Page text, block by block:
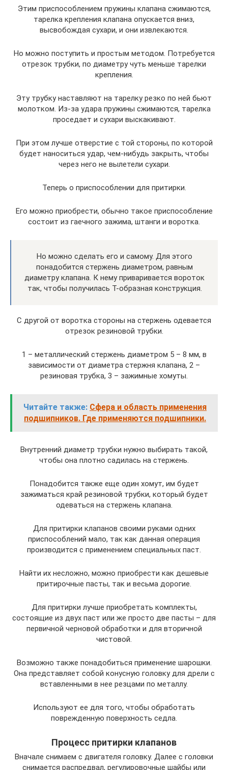
Этим приспособлением пружины клапана сжимаются,
тарелка крепления клапана опускается вниз,
высвобождая сухари, и они извлекаются.
Но можно поступить и простым методом. Потребуется
отрезок трубки, по диаметру чуть меньше тарелки
крепления.
Эту трубку наставляют на тарелку резко по ней бьют
молотком. Из-за удара пружины сжимаются, тарелка
проседает и сухари выскакивают.
При этом лучше отверстие с той стороны, по которой
будет наноситься удар, чем-нибудь закрыть, чтобы
через него не вылетели сухари.
Теперь о приспособлении для притирки.
Его можно приобрести, обычно такое приспособление
состоит из гаечного зажима, штанги и воротка.
Но можно сделать его и самому. Для этого
понадобится стержень диаметром, равным
диаметру клапана. К нему приваривается вороток
так, чтобы получилась Т-образная конструкция.
С другой от воротка стороны на стержень одевается
отрезок резиновой трубки.
1 – металлический стержень диаметром 5 – 8 мм, в
зависимости от диаметра стержня клапана, 2 –
резиновая трубка, 3 – зажимные хомуты.
Читайте также: Сфера и область применения
подшипников. Где применяются подшипники.
Внутренний диаметр трубки нужно выбирать такой,
чтобы она плотно садилась на стержень.
Понадобится также еще один хомут, им будет
зажиматься край резиновой трубки, который будет
одеваться на стержень клапана.
Для притирки клапанов своими руками одних
приспособлений мало, так как данная операция
производится с применением специальных паст.
Найти их несложно, можно приобрести как дешевые
притирочные пасты, так и весьма дорогие.
Для притирки лучше приобретать комплекты,
состоящие из двух паст или же просто две пасты – для
первичной черновой обработки и для вторичной
чистовой.
Возможно также понадобиться применение шарошки.
Она представляет собой конусную головку для дрели с
вставленными в нее резцами по металлу.
Используют ее для того, чтобы обработать
поврежденную поверхность седла.
Процесс притирки клапанов
Вначале снимаем с двигателя головку. Далее с головки
снимается распредвал, регулировочные шайбы или